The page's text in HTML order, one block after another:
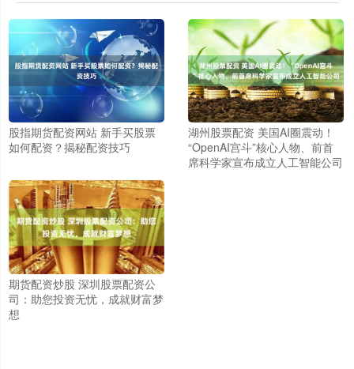
股指期货配资网站 新手买股票
如何配资？揭秘配资技巧
湖州股票配资 美国AI圈震动！
“OpenAI宫斗”核心人物、前首
席科学家宣布成立人工智能公司
期货配资炒股 深圳股票配资公
司：助您投资无忧，成就财富梦
想